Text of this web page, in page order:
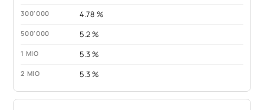
4.78 %
5.2 %
5.3 %
5.3 %